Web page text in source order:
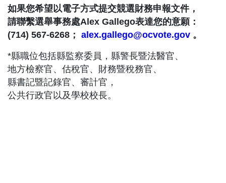
如果您希望以電子方式提交競選財務申報文件，
請聯繫選舉事務處Alex Gallego表達您的意願：
(714) 567-6268； alex.gallego@ocvote.gov 。
*縣職位包括縣監察委員，縣警長暨法醫官、
地方檢察官、估稅官、財務暨稅務官、
縣書記暨記錄官、審計官，
公共行政官以及學校校長。